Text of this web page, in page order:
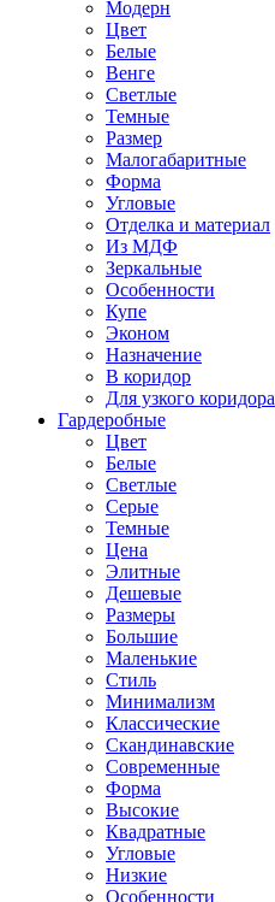
Модерн
Цвет
Белые
Венге
Светлые
Темные
Размер
Малогабаритные
Форма
Угловые
Отделка и материал
Из МДФ
Зеркальные
Особенности
Купе
Эконом
Назначение
В коридор
Для узкого коридора
Гардеробные
Цвет
Белые
Светлые
Серые
Темные
Цена
Элитные
Дешевые
Размеры
Большие
Маленькие
Стиль
Минимализм
Классические
Скандинавские
Современные
Форма
Высокие
Квадратные
Угловые
Низкие
Особенности